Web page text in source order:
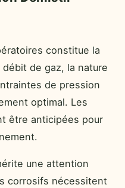
constitue la
de gaz, la nature
de pression
optimal. Les
être anticipées pour
une attention
corrosifs nécessitent